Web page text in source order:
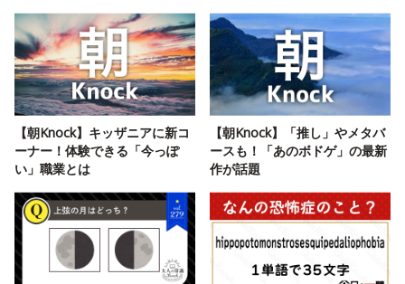
【朝Knock】キッザニアに新コ
ーナー！体験できる「今っぽ
い」職業とは
【朝Knock】「推し」やメタバ
ースも！「あのボドゲ」の最新
作が話題